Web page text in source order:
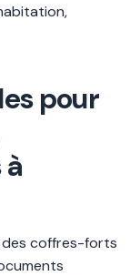
pour
des coffres-forts